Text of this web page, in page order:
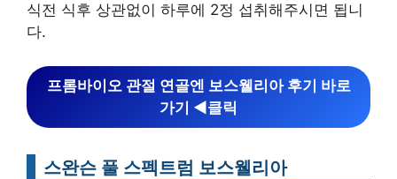
식전 식후 상관없이 하루에 2정 섭취해주시면 됩니
다.
프롬바이오 관절 연골엔 보스웰리아 후기 바로
가기 ◀︎클릭
스완슨 풀 스펙트럼 보스웰리아